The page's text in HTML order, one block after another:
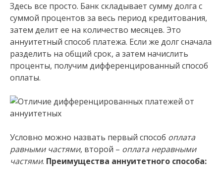
Здесь все просто. Банк складывает сумму долга с
суммой процентов за весь период кредитования,
затем делит ее на количество месяцев. Это
аннуитетный способ платежа. Если же долг сначала
разделить на общий срок, а затем начислить
проценты, получим дифференцированный способ
оплаты.
Условно можно назвать первый способ оплата
равными частями, второй – оплата неравными
частями. Преимущества аннуитетного способа: